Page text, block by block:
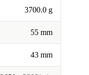
3700.0 g
55 mm
43 mm